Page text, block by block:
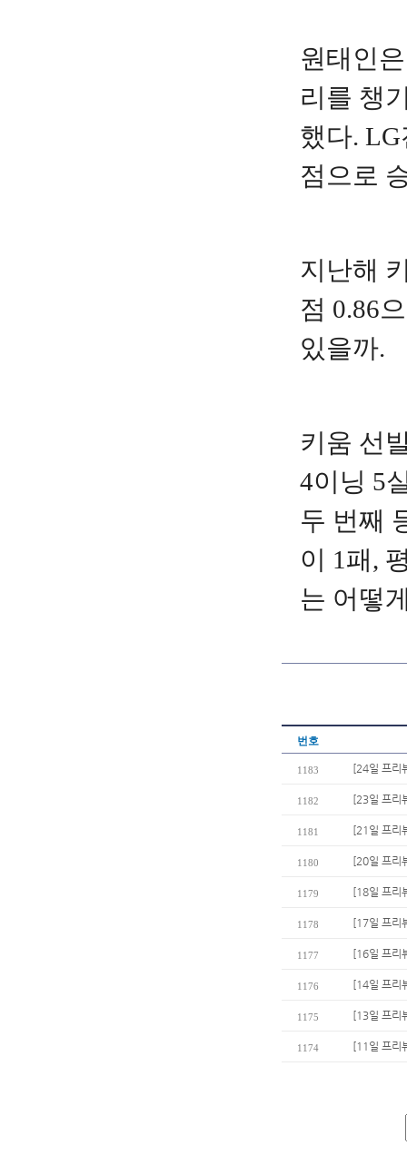
원태인
리를 챙
했다.
점으로
지난해
점 0.86
있을까.
키움 선
4이닝 5
두 번째
이 1패,
는 어떻
번호
1183 [24일 프리
1182 [23일 프리
1181 [21일 프리
1180 [20일 프리
1179 [18일 프리
1178 [17일 프리
1177 [16일 프리
1176 [14일 프리
1175 [13일 프리
1174 [11일 프리